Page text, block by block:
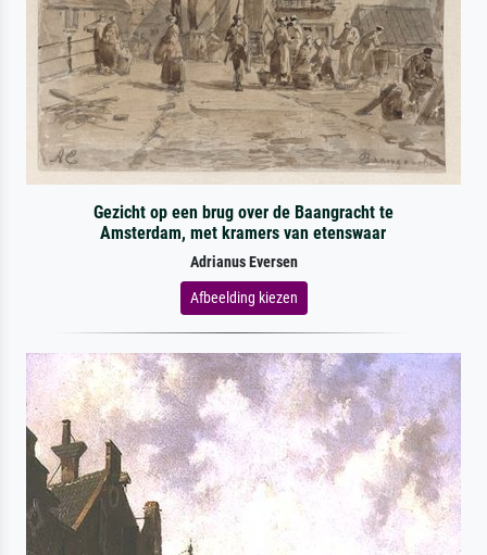
Gezicht op een brug over de Baangracht te
Amsterdam, met kramers van etenswaar
Adrianus Eversen
Afbeelding kiezen